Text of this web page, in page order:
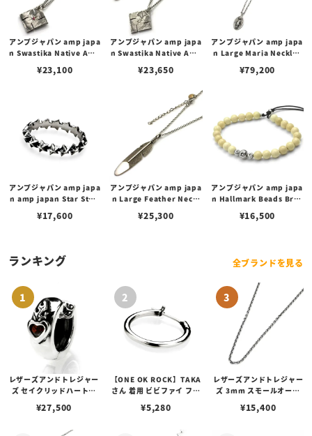
アンプジャパン amp japa
n Swastika Native Ame
uby- スワスティカ ネイテ
¥23,100
アンプジャパン amp japa
n Swastika Native Ame
amond- スワスティカ ネ
ネックレス ダイヤモンド
¥23,650
アンプジャパン amp japa
n Large Maria Necklac
ックレス
¥79,200
アンプジャパン amp japa
n amp japan Star Stud
ング
¥17,600
アンプジャパン amp japa
n Large Feather Neckl
ザーネックレス (ターニッ
¥25,300
アンプジャパン amp japa
n Hallmark Beads Brac
ルマークビーズブレスレッ
¥16,500
ランキング 全ブランドを見る
レザーズアンドトレジャー
ズ セイクリッドハートピ
¥27,500
【ONE OK ROCK】TAKA
さん 着用 ビビファイ フー
¥5,280
レザーズアンドトレジャー
ズ 3mm スモールオーバ
ブスタークラスプ＆LTロ
¥15,400